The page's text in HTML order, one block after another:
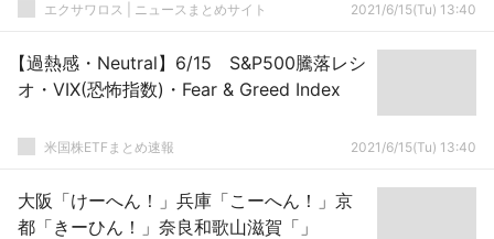
エクサワロス | ニュースまとめサイト 2021/6/15(Tu) 13:40
【過熱感・Neutral】6/15 S&P500騰落レシ
オ・VIX(恐怖指数)・Fear & Greed Index
米国株ETFまとめ速報 2021/6/15(Tu) 13:40
大阪「けーへん！」兵庫「こーへん！」京
都「きーひん！」奈良和歌山滋賀「」